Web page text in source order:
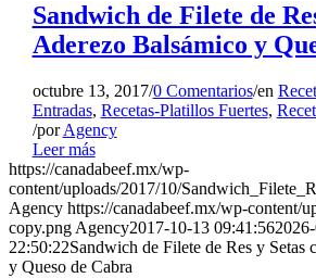
Sandwich de Filete de
Aderezo Balsámico y
octubre 13, 2017/0 Comentarios/en
Entradas, Recetas-Platillos Fuertes,
/porAgency
Leer más
https://canadabeef.mx/wp-
content/uploads/2017/10/
Agency https://canadabeef.mx/wp-content/
copy.png Agency2017-10-13 09:41:56
22:50:22Sandwich de Filete de Res y Setas
y Queso de Cabra